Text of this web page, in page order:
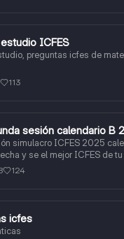
ICFES
preguntas icfes de
113
Críticasesión calendario B
simulacro ICFES 2025
y se el mejor ICFES de
a universidad, y estudiar
tanto sueñas.
124
icfes